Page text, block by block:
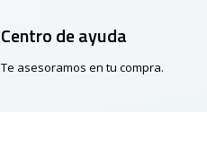
Centro de ayuda
Te asesoramos en tu compra.